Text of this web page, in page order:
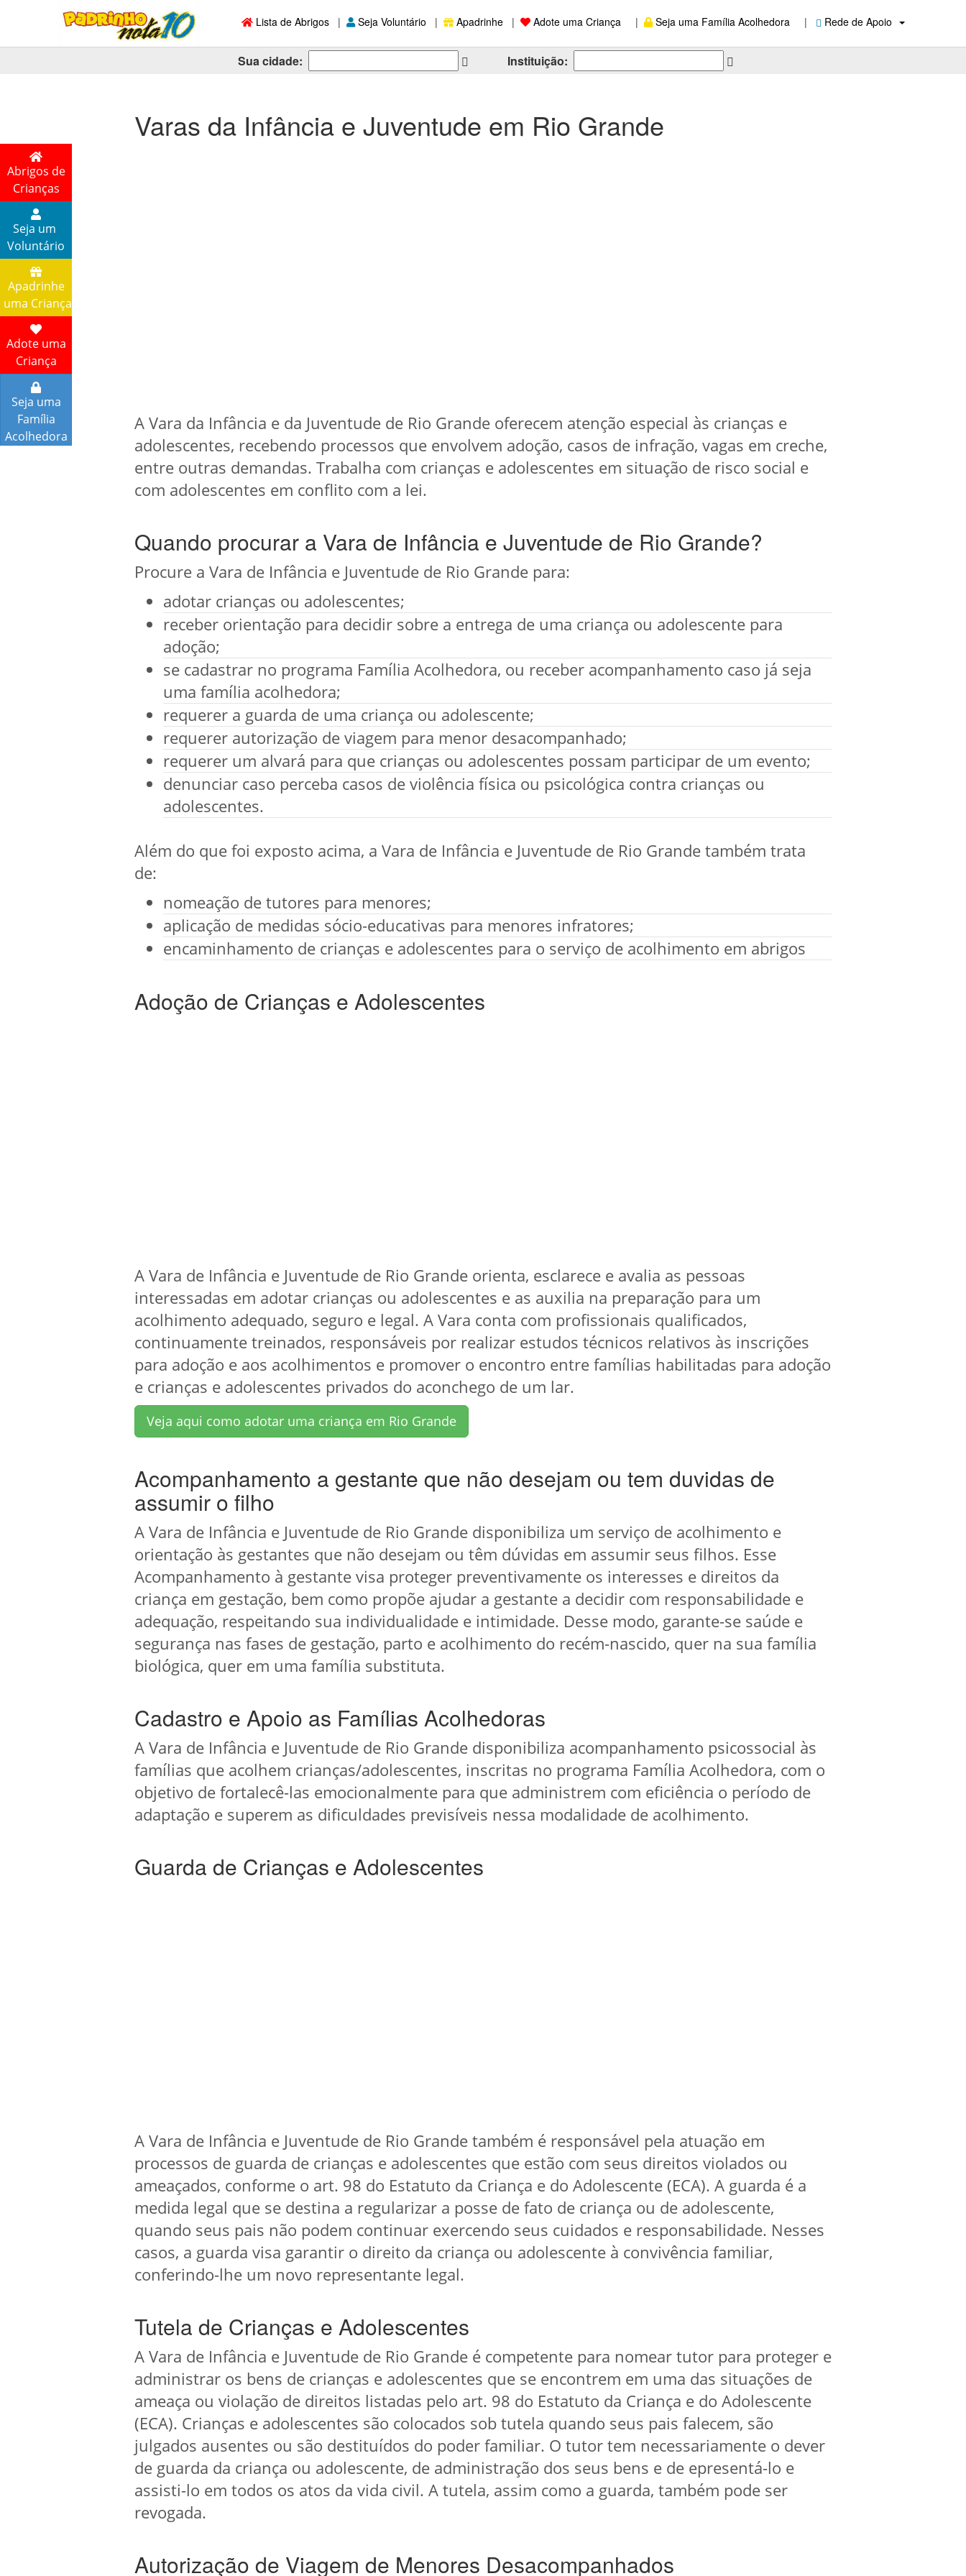
Lista de Abrigos | Seja Voluntário | Apadrinhe | Adote uma Criança | Seja uma Família Acolhedora | Rede de Apoio
Sua cidade: Instituição:
Abrigos de
Crianças
Seja um
Voluntário
Apadrinhe
uma Criança
Adote uma
Criança
Seja uma
Família
Acolhedora
Varas da Infância e Juventude em Rio Grande
A Vara da Infância e da Juventude de Rio Grande oferecem atenção especial às crianças e
adolescentes, recebendo processos que envolvem adoção, casos de infração, vagas em creche,
entre outras demandas. Trabalha com crianças e adolescentes em situação de risco social e
com adolescentes em conflito com a lei.
Quando procurar a Vara de Infância e Juventude de Rio Grande?
Procure a Vara de Infância e Juventude de Rio Grande para:
adotar crianças ou adolescentes;
receber orientação para decidir sobre a entrega de uma criança ou adolescente para
adoção;
se cadastrar no programa Família Acolhedora, ou receber acompanhamento caso já seja
uma família acolhedora;
requerer a guarda de uma criança ou adolescente;
requerer autorização de viagem para menor desacompanhado;
requerer um alvará para que crianças ou adolescentes possam participar de um evento;
denunciar caso perceba casos de violência física ou psicológica contra crianças ou
adolescentes.
Além do que foi exposto acima, a Vara de Infância e Juventude de Rio Grande também trata
de:
nomeação de tutores para menores;
aplicação de medidas sócio-educativas para menores infratores;
encaminhamento de crianças e adolescentes para o serviço de acolhimento em abrigos
Adoção de Crianças e Adolescentes
A Vara de Infância e Juventude de Rio Grande orienta, esclarece e avalia as pessoas
interessadas em adotar crianças ou adolescentes e as auxilia na preparação para um
acolhimento adequado, seguro e legal. A Vara conta com profissionais qualificados,
continuamente treinados, responsáveis por realizar estudos técnicos relativos às inscrições
para adoção e aos acolhimentos e promover o encontro entre famílias habilitadas para adoção
e crianças e adolescentes privados do aconchego de um lar.
Veja aqui como adotar uma criança em Rio Grande
Acompanhamento a gestante que não desejam ou tem duvidas de
assumir o filho
A Vara de Infância e Juventude de Rio Grande disponibiliza um serviço de acolhimento e
orientação às gestantes que não desejam ou têm dúvidas em assumir seus filhos. Esse
Acompanhamento à gestante visa proteger preventivamente os interesses e direitos da
criança em gestação, bem como propõe ajudar a gestante a decidir com responsabilidade e
adequação, respeitando sua individualidade e intimidade. Desse modo, garante-se saúde e
segurança nas fases de gestação, parto e acolhimento do recém-nascido, quer na sua família
biológica, quer em uma família substituta.
Cadastro e Apoio as Famílias Acolhedoras
A Vara de Infância e Juventude de Rio Grande disponibiliza acompanhamento psicossocial às
famílias que acolhem crianças/adolescentes, inscritas no programa Família Acolhedora, com o
objetivo de fortalecê-las emocionalmente para que administrem com eficiência o período de
adaptação e superem as dificuldades previsíveis nessa modalidade de acolhimento.
Guarda de Crianças e Adolescentes
A Vara de Infância e Juventude de Rio Grande também é responsável pela atuação em
processos de guarda de crianças e adolescentes que estão com seus direitos violados ou
ameaçados, conforme o art. 98 do Estatuto da Criança e do Adolescente (ECA). A guarda é a
medida legal que se destina a regularizar a posse de fato de criança ou de adolescente,
quando seus pais não podem continuar exercendo seus cuidados e responsabilidade. Nesses
casos, a guarda visa garantir o direito da criança ou adolescente à convivência familiar,
conferindo-lhe um novo representante legal.
Tutela de Crianças e Adolescentes
A Vara de Infância e Juventude de Rio Grande é competente para nomear tutor para proteger e
administrar os bens de crianças e adolescentes que se encontrem em uma das situações de
ameaça ou violação de direitos listadas pelo art. 98 do Estatuto da Criança e do Adolescente
(ECA). Crianças e adolescentes são colocados sob tutela quando seus pais falecem, são
julgados ausentes ou são destituídos do poder familiar. O tutor tem necessariamente o dever
de guarda da criança ou adolescente, de administração dos seus bens e de epresentá-lo e
assisti-lo em todos os atos da vida civil. A tutela, assim como a guarda, também pode ser
revogada.
Autorização de Viagem de Menores Desacompanhados